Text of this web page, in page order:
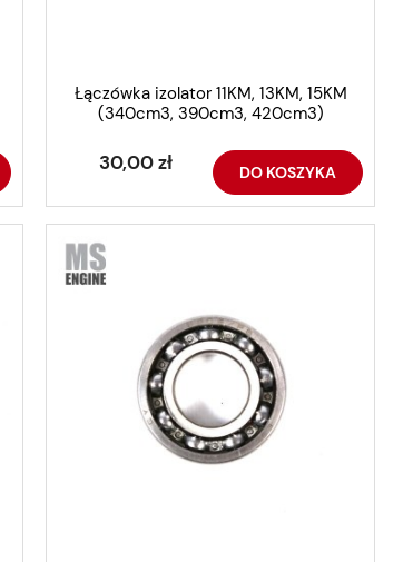
Łączówka izolator 11KM, 13KM, 15KM
(340cm3, 390cm3, 420cm3)
30,00 zł DO KOSZYKA